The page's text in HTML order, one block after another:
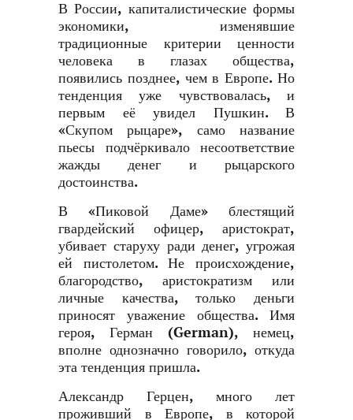
В России, капиталистические формы
экономики, изменявшие
традиционные критерии ценности
человека в глазах общества,
появились позднее, чем в Европе. Но
тенденция уже чувствовалась, и
первым её увидел Пушкин. В
«Скупом рыцаре», само название
пьесы подчёркивало несоответствие
жажды денег и рыцарского
достоинства.
В «Пиковой Даме» блестящий
гвардейский офицер, аристократ,
убивает старуху ради денег, угрожая
ей пистолетом. Не происхождение,
благородство, аристократизм или
личные качества, только деньги
приносят уважение общества. Имя
героя, Герман (German), немец,
вполне однозначно говорило, откуда
эта тенденция пришла.
Александр Герцен, много лет
проживший в Европе, в которой